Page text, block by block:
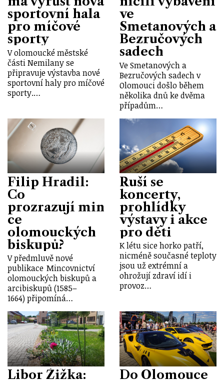
sportovní hala
pro míčové
sporty
V olomoucké městské
části Nemilany se
připravuje výstavba nové
sportovní haly pro míčové
sporty.…
ve
Smetanových a
Bezručových
sadech
Ve Smetanových a
Bezručových sadech v
Olomouci došlo během
několika dnů ke dvěma
případům…
Filip Hradil:
Co
prozrazují min
ce
olomouckých
biskupů?
V předmluvě nové
publikace Mincovnictví
olomouckých biskupů a
arcibiskupů (1585–
1664) připomíná…
Ruší se
koncerty,
prohlídky
výstavy i akce
pro děti
K létu sice horko patří,
nicméně současné teploty
jsou už extrémní a
ohrožují zdraví idí i
provoz…
Libor Žižka:
Do Olomouce